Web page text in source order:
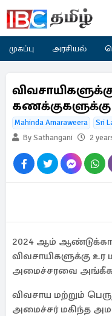
முகப்பு அரசியல்
Mahinda Amaraweera Sri
By Sathangani
2
2024 ஆம்
விவசாயிகளுக்கு
அமைச்சரவை
விவசாய மற்றும்
அமைச்சர் மகிந்த